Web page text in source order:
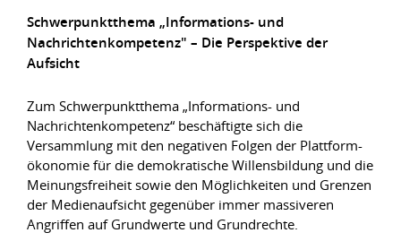
Schwerpunktthema „Informations- und
Nachrichtenkompetenz" – Die Perspektive der
Aufsicht
Zum Schwerpunktthema „Informations- und
Nachrichtenkompetenz“ beschäftigte sich die
Versammlung mit den negativen Folgen der Plattform-
ökonomie für die demokratische Willensbildung und die
Meinungsfreiheit sowie den Möglichkeiten und Grenzen
der Medienaufsicht gegenüber immer massiveren
Angriffen auf Grundwerte und Grundrechte.